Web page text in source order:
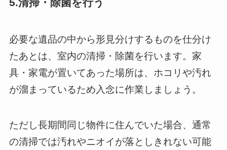
5.清掃・除菌を行う
必要な遺品の中から形見分けするものを仕分け
たあとは、室内の清掃・除菌を行います。家
具・家電が置いてあった場所は、ホコリや汚れ
が溜まっているため入念に作業しましょう。
ただし長期間同じ物件に住んでいた場合、通常
の清掃では汚れやニオイが落としきれない可能